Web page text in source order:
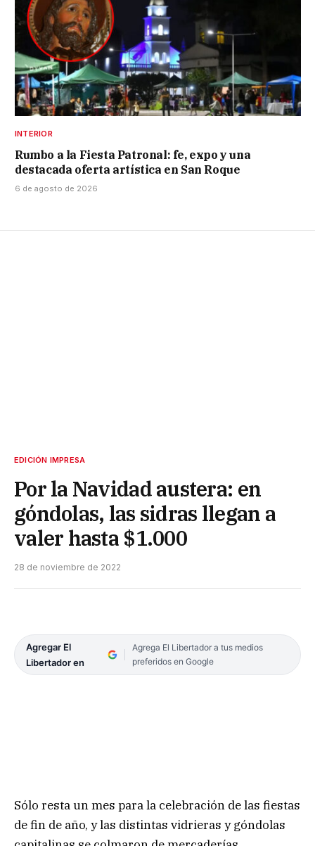
INTERIOR
Rumbo a la Fiesta Patronal: fe, expo y una
destacada oferta artística en San Roque
6 de agosto de 2026
EDICIÓN IMPRESA
Por la Navidad austera: en
góndolas, las sidras llegan a
valer hasta $1.000
28 de noviembre de 2022
Agregar El
Libertador en
Agrega El Libertador a tus medios
preferidos en Google
Sólo resta un mes para la celebración de las fiestas
de fin de año, y las distintas vidrieras y góndolas